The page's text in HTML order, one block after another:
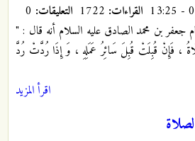
القراءات: التعليقات:
جعفر بن محمد الصادق عليه السلام أنه قال : "‏
، فَإِنْ قُبِلَتْ قُبِلَ سَائِرُ عَمَلِهِ ، وَ إِذَا رُدَّتْ رُدَّ
اقرأ المزيد